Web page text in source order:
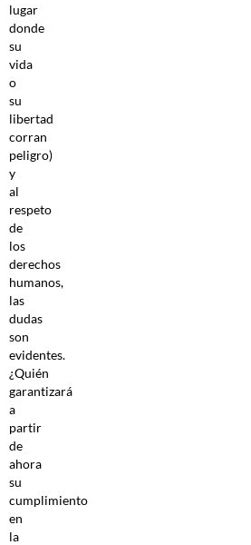
lugar
donde
su
vida
o
su
libertad
corran
peligro)
y
al
respeto
de
los
derechos
humanos,
las
dudas
son
evidentes.
¿Quién
garantizará
a
partir
de
ahora
su
cumplimiento
en
la